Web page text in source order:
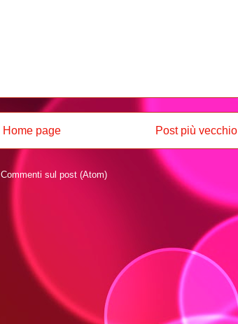
Post più vecchio
Home page
Commenti sul post (Atom)